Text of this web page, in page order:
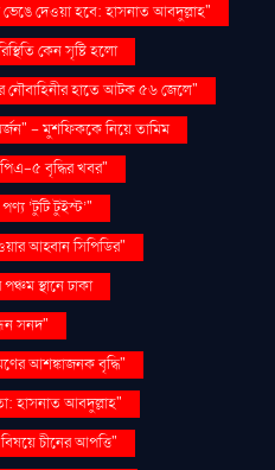
দেওয়া হবে: হাসনাত আবদুল্লাহ"
কেন সৃষ্টি হলো
নৌবাহিনীর হাতে আটক ৫৬ জেলে"
– মুশফিককে নিয়ে তামিম
৫ বৃদ্ধির খবর"
‘টুটি টুইস্ট’"
আহ্বান সিপিডির"
স্থানে ঢাকা
সনদ"
আশঙ্কাজনক বৃদ্ধি"
হাসনাত আবদুল্লাহ"
চীনের আপত্তি"